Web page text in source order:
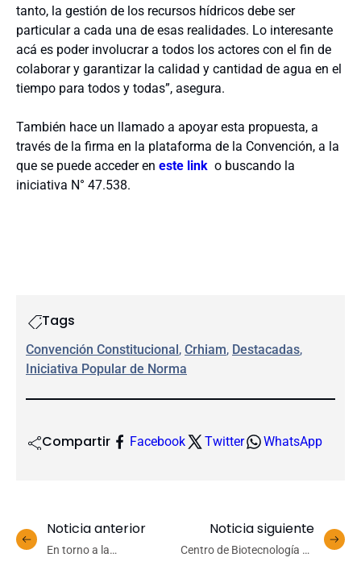
tanto, la gestión de los recursos hídricos debe ser
particular a cada una de esas realidades. Lo interesante
acá es poder involucrar a todos los actores con el fin de
colaborar y garantizar la calidad y cantidad de agua en el
tiempo para todos y todas”, asegura.
También hace un llamado a apoyar esta propuesta, a
través de la firma en la plataforma de la Convención, a la
que se puede acceder en este link o buscando la
iniciativa N° 47.538.
Tags
Convención Constitucional, Crhiam, Destacadas
Iniciativa Popular de Norma
Compartir Facebook Twitter WhatsApp
Noticia anterior
En torno a la
Noticia siguiente
Centro de Biotecnología de